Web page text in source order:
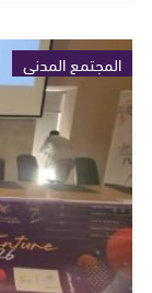
المجتمع المدني